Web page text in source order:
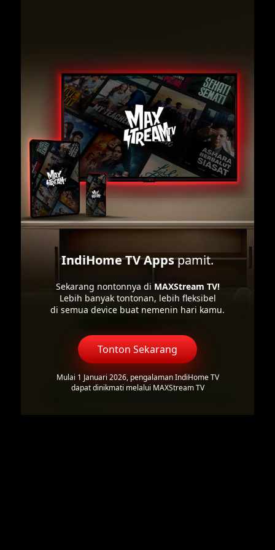
IndiHome TV Appspamit.
Sekarang nontonnya di MAXStream TV!
Lebih banyak tontonan, lebih fleksibel
di semua device buat nemenin hari kamu.
Tonton Sekarang
Mulai 1 Januari 2026, pengalaman IndiHome TV
dapat dinikmati melalui MAXStream TV